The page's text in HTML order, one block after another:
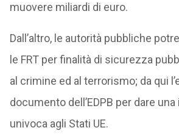
muovere miliardi di euro.
Dall’altro, le autorità pubbliche
le FRT per finalità di sicurezza
al crimine ed al terrorismo; da qui
documento dell’EDPB per dare
univoca agli Stati UE.